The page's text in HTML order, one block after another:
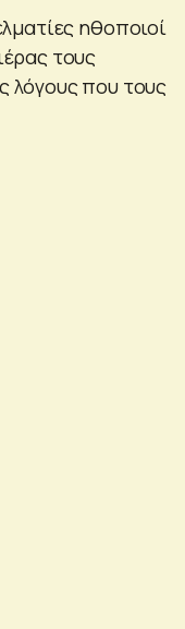
ηθοποιοί
τους
λόγους που τους